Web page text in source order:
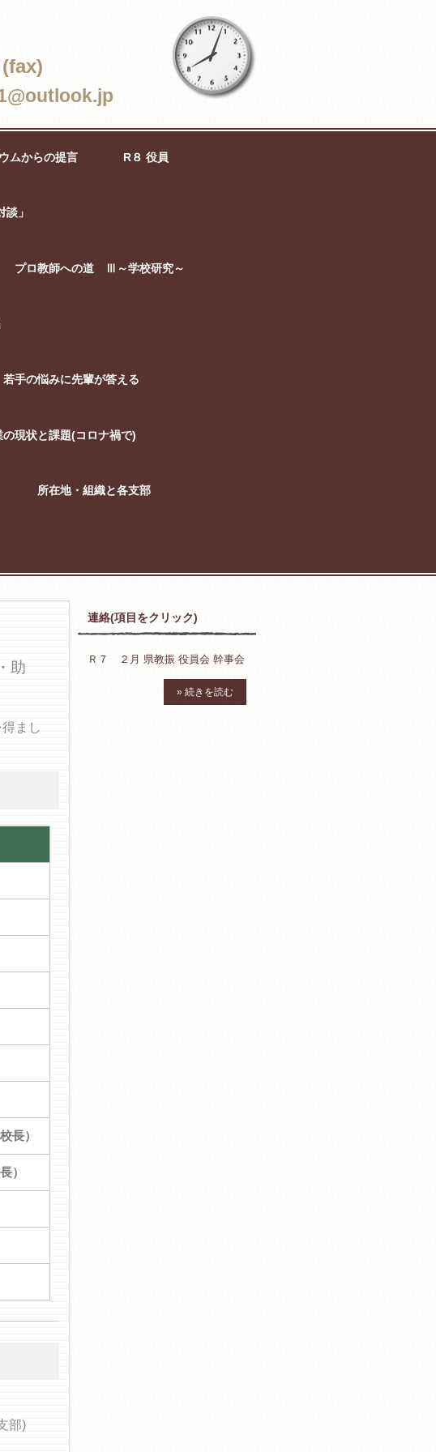
ムからの提言 R８ 役員
」
プロ教師への道 Ⅲ～学校研究～
若手の悩みに先輩が答える
の現状と課題(コロナ禍で)
所在地・組織と各支部
助
まし
長）
）
部)
連絡(項目をクリック)
Ｒ７ ２月 県教振 役員会 幹事会
» 続きを読む